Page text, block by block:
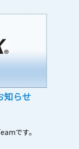
知らせ
です。